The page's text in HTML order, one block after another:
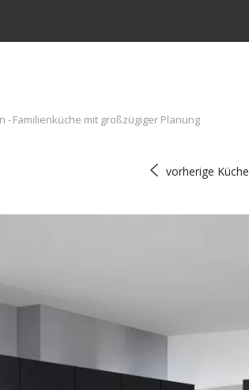
-Familienküche mit großzügiger Planung
vorherige Küche